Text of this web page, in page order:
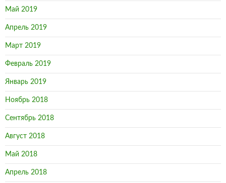
Май 2019
Апрель 2019
Март 2019
Февраль 2019
Январь 2019
Ноябрь 2018
Сентябрь 2018
Август 2018
Май 2018
Апрель 2018